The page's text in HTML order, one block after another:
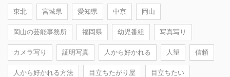
東北 宮城県 愛知県 中京 岡山
岡山の芸能事務所 福岡県 幼児番組 写真写り
カメラ写り 証明写真 人から好かれる 人望 信頼
人から好かれる方法 目立ちたがり屋 目立ちたい